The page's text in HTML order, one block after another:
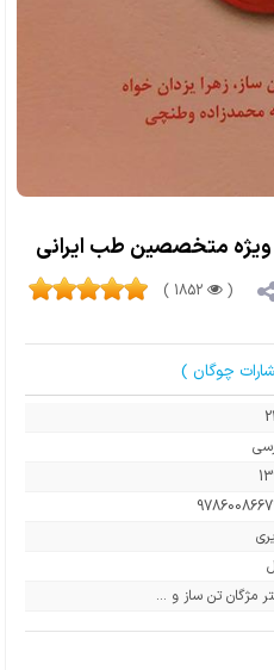
ویژه متخصصین طب ایرانی
(
1852 )
چوگان )
مژگان تن ساز و ...